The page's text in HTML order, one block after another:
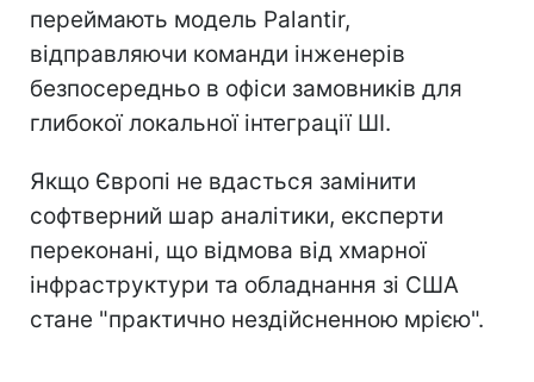
переймають модель Palantir,
відправляючи команди інженерів
безпосередньо в офіси замовників для
глибокої локальної інтеграції ШІ.
Якщо Європі не вдасться замінити
софтверний шар аналітики, експерти
переконані, що відмова від хмарної
інфраструктури та обладнання зі США
стане "практично нездійсненною мрією".